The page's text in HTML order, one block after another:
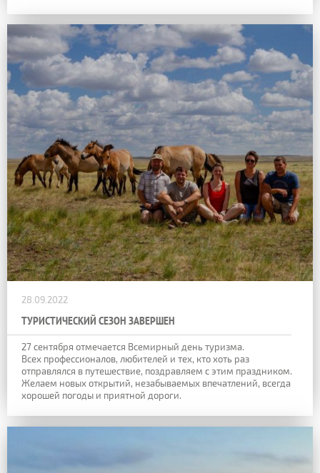
28.09.2022
ТУРИСТИЧЕСКИЙ СЕЗОН ЗАВЕРШЕН
27 сентября отмечается Всемирный день туризма.
Всех профессионалов, любителей и тех, кто хоть раз
отправлялся в путешествие, поздравляем с этим праздником.
Желаем новых открытий, незабываемых впечатлений, всегда
хорошей погоды и приятной дороги.